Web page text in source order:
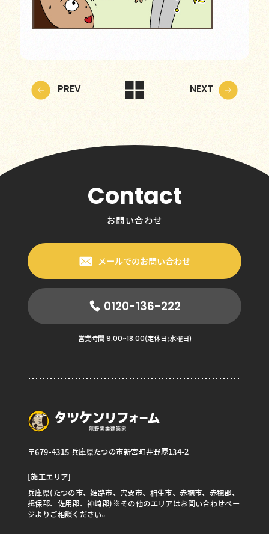
PREV NEXT
Contact
お問い合わせ
メールでのお問い合わせ
0120-136-222
営業時間 9:00~18:00(定休日:水曜日)
〒679-4315 兵庫県たつの市新宮町井野原134-2
[施工エリア]
兵庫県(たつの市、姫路市、宍粟市、相生市、赤穂市、赤穂郡、
揖保郡、佐用郡、神崎郡)※その他のエリアはお問い合わせペー
ジよりご相談ください。